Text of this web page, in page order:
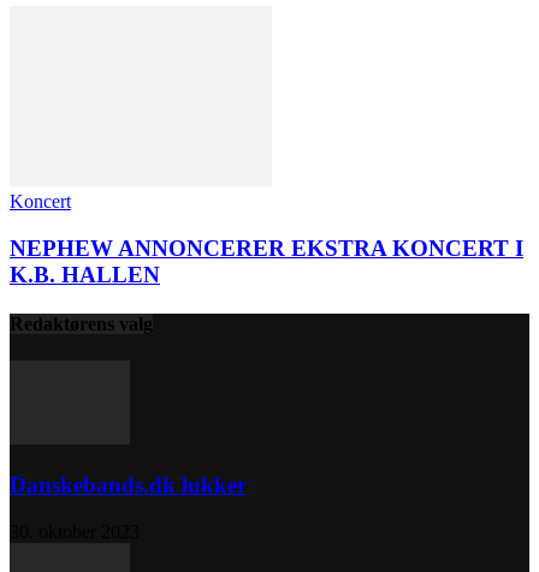
Koncert
NEPHEW ANNONCERER EKSTRA KONCERT I
K.B. HALLEN
Redaktørens valg
Danskebands.dk lukker